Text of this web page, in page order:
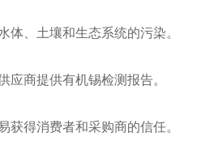
体、土壤和生态系统的污染。
应商提供有机锡检测报告。
获得消费者和采购商的信任。